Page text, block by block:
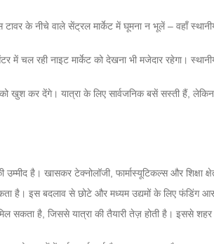
के नीचे वाले सेंट्रल मार्केट में घूमना न भूलें – वहाँ
रही नाइट मार्केट को देखना भी मजेदार रहेगा।
खुश कर देंगे। यात्रा के लिए सार्वजनिक बसें सस्ती हैं,
है। खासकर टेक्नोलॉजी, फार्मास्यूटिकल्स और शिक्षा
है। इस बदलाव से छोटे और मध्यम उद्यमों के लिए फंडिंग
सकता है, जिससे यात्रा की तैयारी तेज़ होती है। इससे